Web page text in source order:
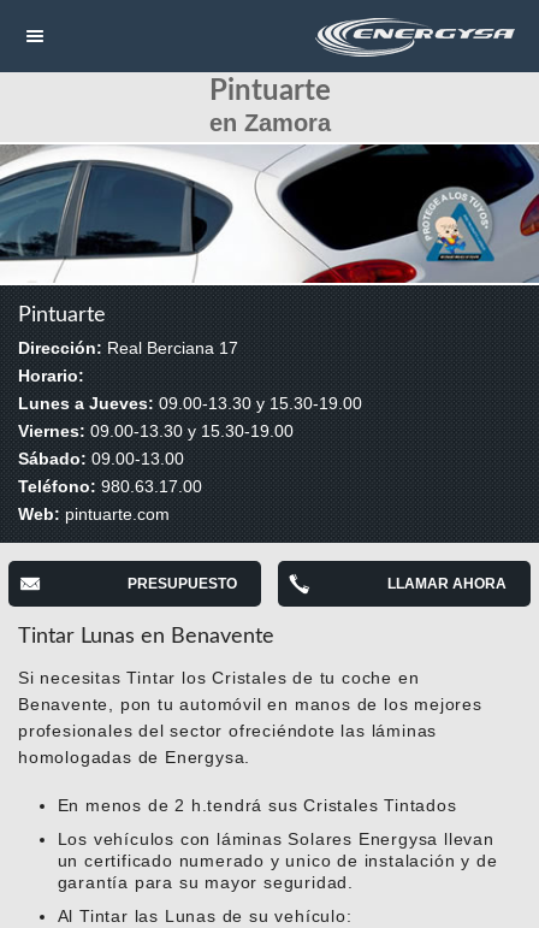
HOME
CONTACTAR
LLAMAR
Pintuarte
en Zamora
Pintuarte
Dirección: Real Berciana 17
Horario:
Lunes a Jueves:09.00-13.30 y 15.30-19.00
Viernes:09.00-13.30 y 15.30-19.00
Sábado:09.00-13.00
Teléfono:980.63.17.00
Web:pintuarte.com
PRESUPUESTO LLAMAR AHORA
Tintar Lunas en Benavente
Si necesitas Tintar los Cristales de tu coche en
Benavente, pon tu automóvil en manos de los mejores
profesionales del sector ofreciéndote las láminas
homologadas de Energysa.
En menos de 2 h.tendrá sus Cristales Tintados
Los vehículos con láminas Solares Energysa llevan
un certificado numerado y unico de instalación y de
garantía para su mayor seguridad.
Al Tintar las Lunas de su vehículo: